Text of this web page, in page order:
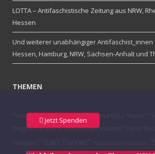
LOTTA – Antifaschistische Zeitung aus NRW,
Hessen
Und weiterer unabhängiger
Hessen, Hamburg, NRW, Sachsen-Anhalt und
THEMEN
"Tristan" (Tibor Re.)"Jule" (Julina Wa.)
Degner)#Gauck #Bundespräsident
Jetzt Spenden